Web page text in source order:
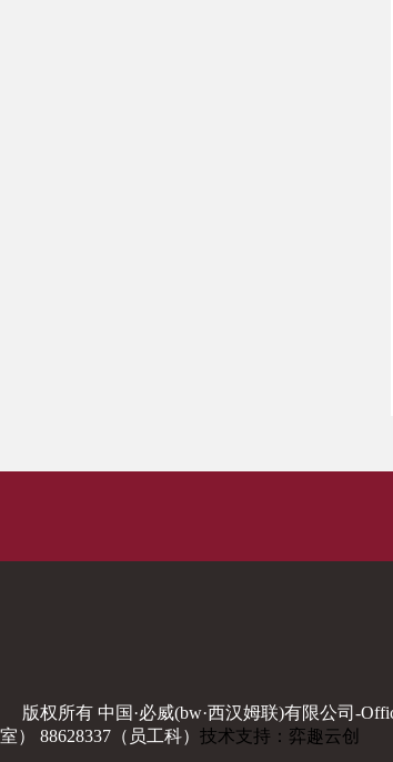
版权所有 中国·必威(bw·西汉姆联)有限公司-
室） 88628337（员工科） 技术支持：弈趣云创